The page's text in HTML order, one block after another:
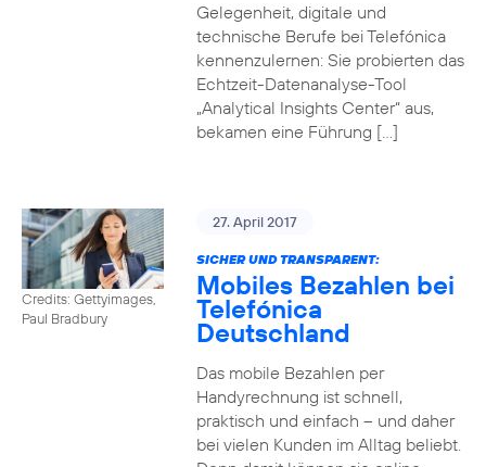
Gelegenheit, digitale und
technische Berufe bei Telefónica
kennenzulernen: Sie probierten das
Echtzeit-Datenanalyse-Tool
„Analytical Insights Center“ aus,
bekamen eine Führung […]
Credits: Gettyimages,
Paul Bradbury
27. April 2017
SICHER UND TRANSPARENT:
Mobiles Bezahlen bei
Telefónica
Deutschland
Das mobile Bezahlen per
Handyrechnung ist schnell,
praktisch und einfach – und daher
bei vielen Kunden im Alltag beliebt.